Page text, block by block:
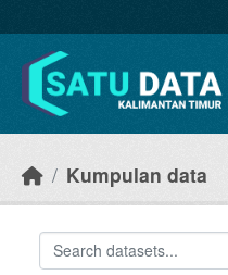
Kumpulan data